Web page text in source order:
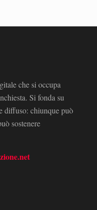
che si occupa
Si fonda su
diffuso: chiunque può
sostenere